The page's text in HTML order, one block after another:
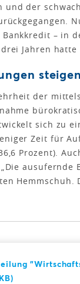
und der
– in
Jahren
steigen
der
sich zu
Zeit für
Prozent).